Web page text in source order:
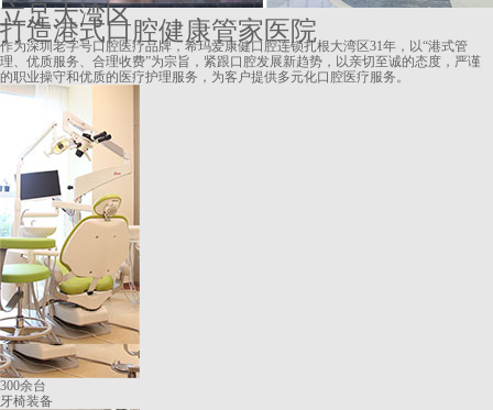
立足大湾区
打造港式口腔健康管家医院
作为深圳老字号口腔医疗品牌，希玛爱康健口腔连锁扎根大湾区31年，以“港式管
理、优质服务、合理收费”为宗旨，紧跟口腔发展新趋势，以亲切至诚的态度，严谨
的职业操守和优质的医疗护理服务，为客户提供多元化口腔医疗服务。
300余台
牙椅装备